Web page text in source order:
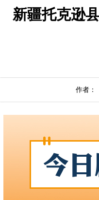
新疆托克逊
作者：